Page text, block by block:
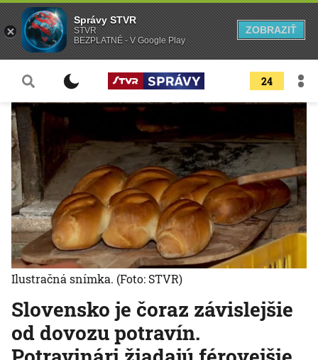
24
Slovensko je čoraz závislejšie
od dovozu potravín.
Ilustračná snímka. (Foto: STVR)
Správy STVR
STVR
BEZPLATNÉ - V Google Play
ZOBRAZIŤ